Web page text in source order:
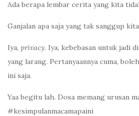
Ada berapa lembar cerita yang kita
Ganjalan apa saja yang tak sanggup
Iya, privacy. Iya, kebebasan untuk jadi
yang larang. Pertanyaannya cuma,
ini saja.
Yaa begitu lah. Dosa memang urusan
#kesimpulanmacamapaini